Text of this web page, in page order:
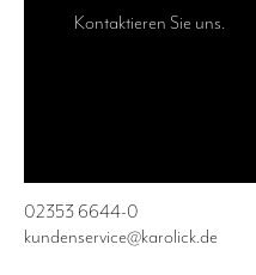
02353 6644-0
kundenservice@karolick.de
Kontaktieren Sie uns.